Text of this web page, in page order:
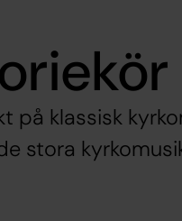
på klassisk
stora